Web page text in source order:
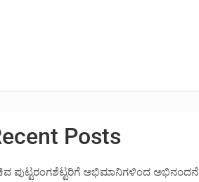
Posts
ಪುಟ್ಟರಂಗಶೆಟ್ಟರಿಗೆ ಅಭಿಮಾನಿಗಳಿಂದ ಅಭಿನಂದನೆ